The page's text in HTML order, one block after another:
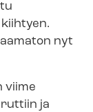
nyt
viime
ja